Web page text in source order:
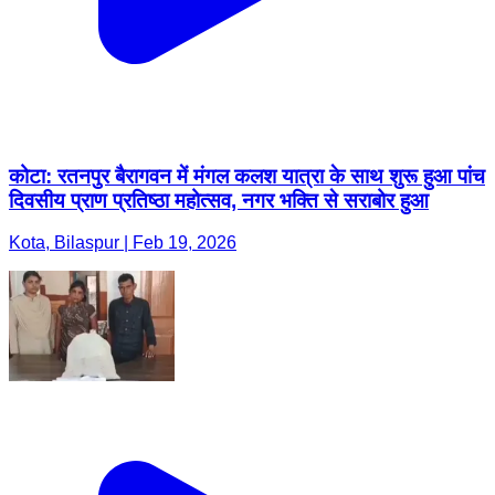
कोटा: रतनपुर बैरागवन में मंगल कलश यात्रा के साथ शुरू हुआ पांच
दिवसीय प्राण प्रतिष्ठा महोत्सव, नगर भक्ति से सराबोर हुआ
Kota, Bilaspur | Feb 19, 2026